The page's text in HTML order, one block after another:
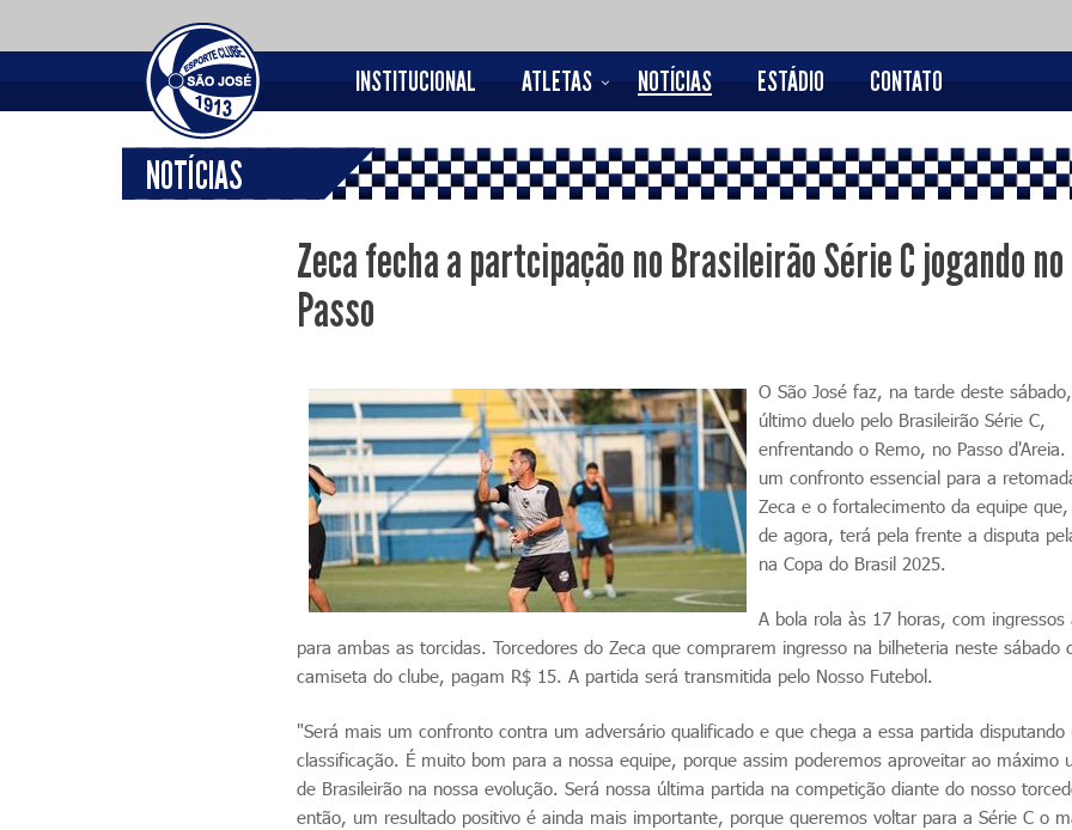
INSTITUCIONAL ATLETAS NOTÍCIAS ESTÁDIO CONTATO
NOTÍCIAS
Zeca fecha a partcipação no Brasileirão Série C jogando no
Passo
O São José faz, na tarde deste
último duelo pelo Brasileirão Série C,
enfrentando o Remo, no Passo d'Areia.
um confronto essencial para a
Zeca e o fortalecimento da equipe
de agora, terá pela frente a disputa
na Copa do Brasil 2025.
A bola rola às 17 horas, com ingressos
para ambas as torcidas. Torcedores do Zeca que comprarem ingresso na bilheteria neste sábado
camiseta do clube, pagam R$ 15. A partida será transmitida pelo Nosso Futebol.
"Será mais um confronto contra um adversário qualificado e que chega a essa partida disputando
classificação. É muito bom para a nossa equipe, porque assim poderemos aproveitar ao máximo
de Brasileirão na nossa evolução. Será nossa última partida na competição diante do nosso
então, um resultado positivo é ainda mais importante, porque queremos voltar para a Série C o